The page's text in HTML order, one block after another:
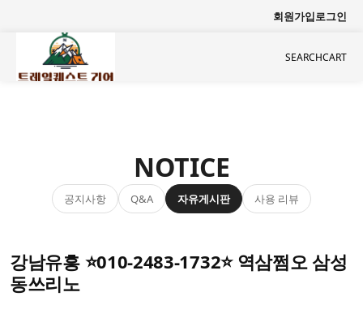
회원가입로그인
SEARCHCART
NOTICE
공지사항 Q&A 자유게시판 사용 리뷰
강남유흥 ⭐010-2483-1732⭐ 역삼쩜오 삼성
동쓰리노